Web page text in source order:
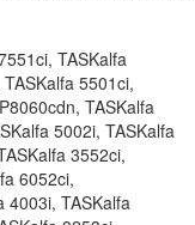
TASKalfa
5501ci,
TASKalfa
5002i, TASKalfa
3552ci,
6052ci,
4003i, TASKalfa